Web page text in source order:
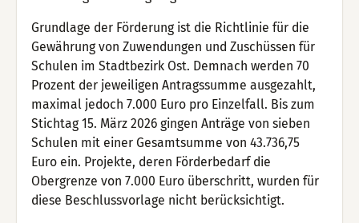
Grundlage der Förderung ist die Richtlinie für die
Gewährung von Zuwendungen und Zuschüssen für
Schulen im Stadtbezirk Ost. Demnach werden 70
Prozent der jeweiligen Antragssumme ausgezahlt,
maximal jedoch 7.000 Euro pro Einzelfall. Bis zum
Stichtag 15. März 2026 gingen Anträge von sieben
Schulen mit einer Gesamtsumme von 43.736,75
Euro ein. Projekte, deren Förderbedarf die
Obergrenze von 7.000 Euro überschritt, wurden für
diese Beschlussvorlage nicht berücksichtigt.